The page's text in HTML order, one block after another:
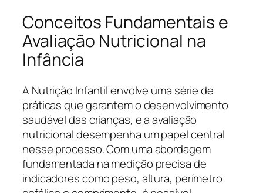
Conceitos Fundamentais e
Avaliação Nutricional na
Infância
A Nutrição Infantil envolve uma série de
práticas que garantem o desenvolvimento
saudável das crianças, e a avaliação
nutricional desempenha um papel central
nesse processo. Com uma abordagem
fundamentada na medição precisa de
indicadores como peso, altura, perímetro